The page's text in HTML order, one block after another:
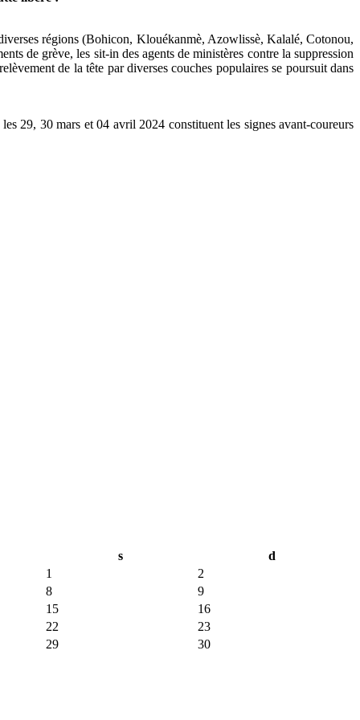
régions (Bohicon, Klouékanmè, Azowlissè, Kalalé, Cotonou,
de grève, les sit-in des agents de ministères contre la suppression
de la tête par diverses couches populaires se poursuit dans
29, 30 mars et 04 avril 2024 constituent les signes avant-coureurs
s
d
1
2
8
9
15
16
22
23
29
30